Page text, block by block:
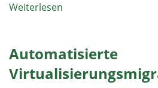
Weiterlesen
Automatisierte